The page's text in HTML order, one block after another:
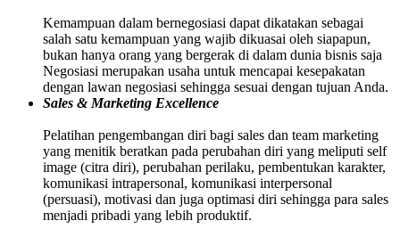
Kemampuan dalam bernegosiasi dapat dikatakan sebagai
salah satu kemampuan yang wajib dikuasai oleh siapapun,
bukan hanya orang yang bergerak di dalam dunia bisnis saja
Negosiasi merupakan usaha untuk mencapai kesepakatan
dengan lawan negosiasi sehingga sesuai dengan tujuan Anda.
Sales & Marketing Excellence
Pelatihan pengembangan diri bagi sales dan team marketing
yang menitik beratkan pada perubahan diri yang meliputi self
image (citra diri), perubahan perilaku, pembentukan karakter,
komunikasi intrapersonal, komunikasi interpersonal
(persuasi), motivasi dan juga optimasi diri sehingga para sales
menjadi pribadi yang lebih produktif.